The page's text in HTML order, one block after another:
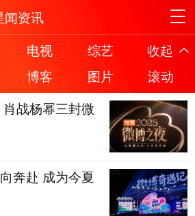
闻资讯
电视 综艺
收起
博客 图片
滚动
战杨幂三封微
奔赴 成为今夏